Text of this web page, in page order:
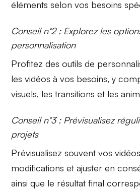
éléments selon vos besoins
Conseil n°2 : Explorez les
personnalisation
Profitez desoutils de
les vidéos à vos besoins, y
visuels, les transitions et les
Conseil n°3 : Prévisualisez
projets
Prévisualisez souvent vos
modifications et ajuster en
ainsi que le résultat final